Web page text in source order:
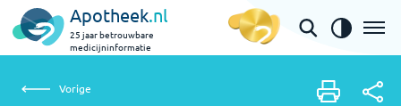
Apotheek.nl
25 jaar betrouwbare
medicijninformatie
fenoxymethylpenicilline
Vorige